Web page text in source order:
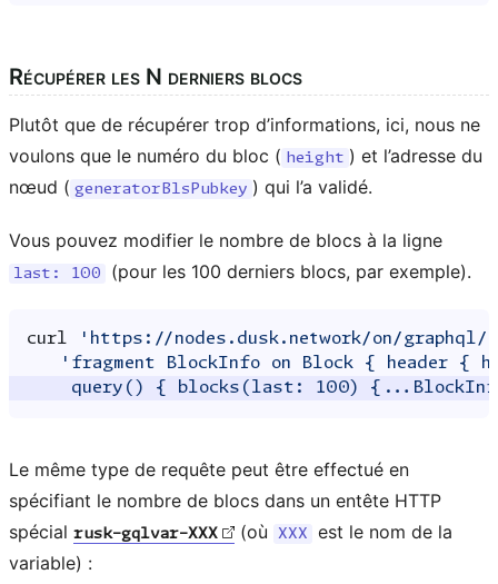
Récupérer les N derniers blocs
Plutôt que de récupérer trop d’informations, ici, nous ne
voulons que le numéro du bloc ( height ) et l’adresse du
nœud ( generatorBlsPubkey ) qui l’a validé.
Vous pouvez modifier le nombre de blocs à la ligne
last: 100 (pour les 100 derniers blocs, par exemple).
curl
'https://nodes.dusk.network/on/graphql/
'fragment BlockInfo on Block { header {
query() { blocks(last: 100)
Le même type de requête peut être effectué en
spécifiant le nombre de blocs dans un entête HTTP
spécial rusk-gqlvar-XXX (où XXX
est le nom de la
variable) :